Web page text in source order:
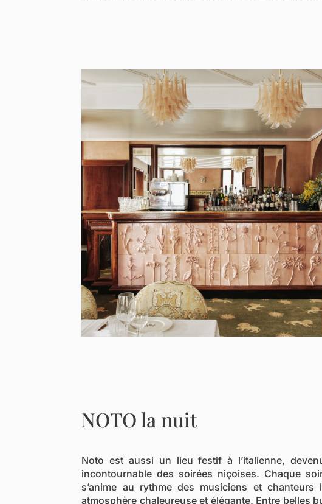
NOTO la nuit
Noto est aussi un lieu festif à l’italienne,
incontournable des soirées niçoises. Chaque
s’anime au rythme des musiciens et chanteurs
atmosphère chaleureuse et élégante. Entre belles